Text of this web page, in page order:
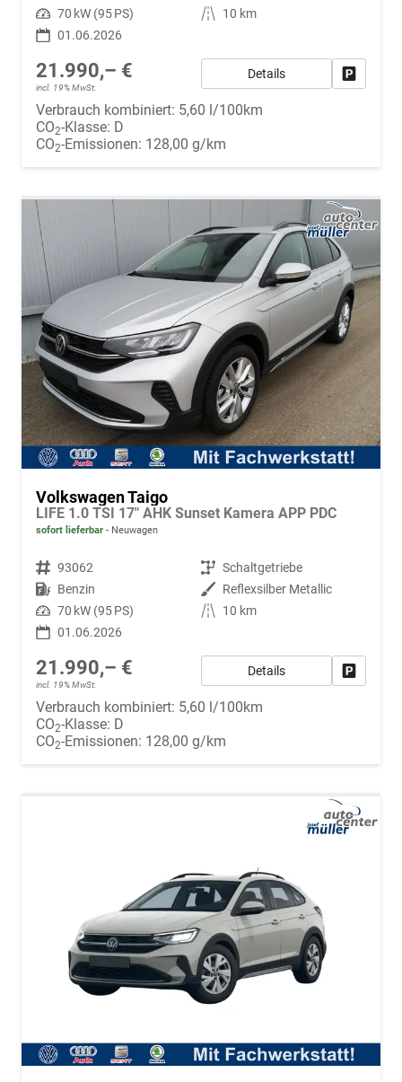
Leistung 70 kW (95 PS) Kilometerstand
10 km
01.06.2026
21.990,– €
incl. 19% MwSt.
Details
Verbrauch kombiniert: 5,60 l/100km
CO2-Klasse: D
CO2-Emissionen: 128,00 g/km
Volkswagen Taigo
LIFE 1.0 TSI 17" AHK Sunset Kamera APP PDC
sofort lieferbar Neuwagen
Fahrzeugnr. 93062 Getriebe Schaltgetriebe
Kraftstoff Benzin Außenfarbe Reflexsilber Metallic
Leistung 70 kW (95 PS) Kilometerstand
10 km
01.06.2026
21.990,– €
incl. 19% MwSt.
Details
Verbrauch kombiniert: 5,60 l/100km
CO2-Klasse: D
CO2-Emissionen: 128,00 g/km